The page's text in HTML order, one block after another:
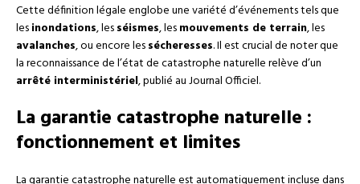
Cette définition légale englobe une variété d’événements tels que
lesinondations, lesséismes, lesmouvements de terrain, les
avalanches, ou encore lessécheresses. Il est crucial de noter que
la reconnaissance de l’état de catastrophe naturelle relève d’un
arrêté interministériel, publié au Journal Officiel.
La garantie catastrophe naturelle :
fonctionnement et limites
La garantie catastrophe naturelle est automatiquement incluse dans